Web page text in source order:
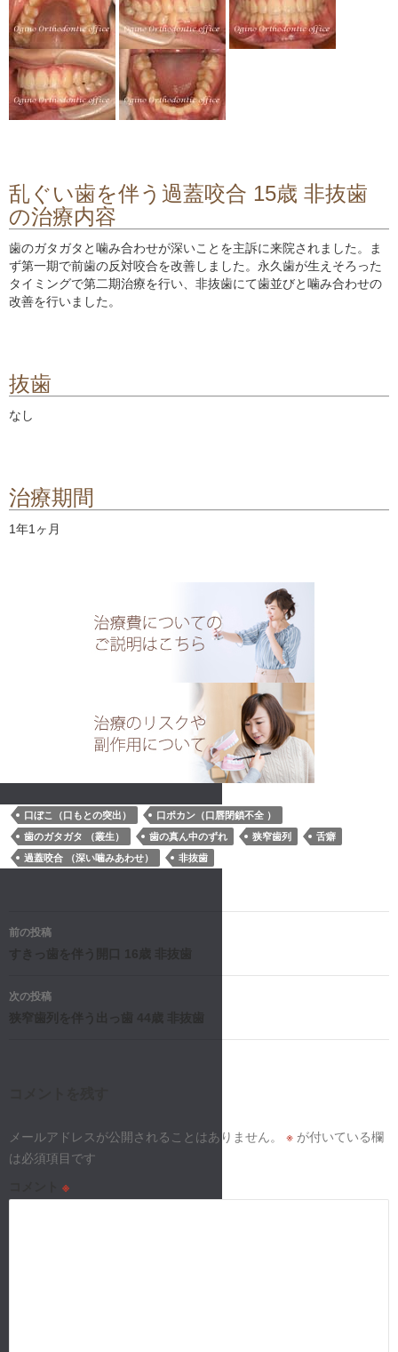
乱ぐい歯を伴う過蓋咬合 15歳 非抜歯
の治療内容
歯のガタガタと噛み合わせが深いことを主訴に来院されました。ま
ず第一期で前歯の反対咬合を改善しました。永久歯が生えそろった
タイミングで第二期治療を行い、非抜歯にて歯並びと噛み合わせの
改善を行いました。
抜歯
なし
治療期間
1年1ヶ月
口ぼこ（口もとの突出）
口ポカン（口唇閉鎖不全 ）
歯のガタガタ （叢生）
歯の真ん中のずれ 狭窄歯列
舌癖
過蓋咬合 （深い噛みあわせ）
非抜歯
投
稿
ナ
ビ
シ
ョ
ン
前の投稿
すきっ歯を伴う開口 16歳 非抜歯
次の投稿
狭窄歯列を伴う出っ歯 44歳 非抜歯
メールアドレスが公開されることはありません。 ※ が付いている欄
は必須項目です
※